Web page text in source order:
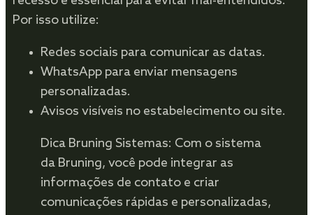
Por isso utilize:
Redes sociais para comunicar as datas.
WhatsApp para enviar mensagens
personalizadas.
Avisos visíveis no estabelecimento ou site.
Dica Bruning Sistemas: Com o sistema
da Bruning, você pode integrar as
informações de contato e criar
comunicações rápidas e personalizadas,